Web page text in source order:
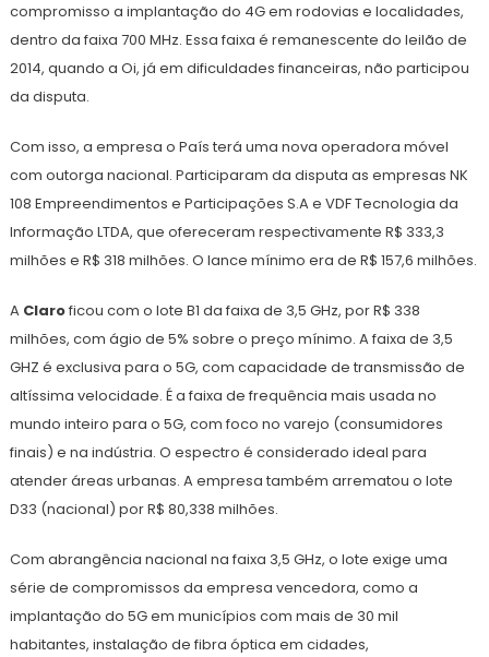
compromisso a implantação do 4G em rodovias e localidades,
dentro da faixa 700 MHz. Essa faixa é remanescente do leilão de
2014, quando a Oi, já em dificuldades financeiras, não participou
da disputa.
Com isso, a empresa o País terá uma nova operadora móvel
com outorga nacional. Participaram da disputa as empresas NK
108 Empreendimentos e Participações S.A e VDF Tecnologia da
Informação LTDA, que ofereceram respectivamente R$ 333,3
milhões e R$ 318 milhões. O lance mínimo era de R$ 157,6 milhões.
A Claroficou com o lote B1 da faixa de 3,5 GHz, por R$ 338
milhões, com ágio de 5% sobre o preço mínimo. A faixa de 3,5
GHZ é exclusiva para o 5G, com capacidade de transmissão de
altíssima velocidade. É a faixa de frequência mais usada no
mundo inteiro para o 5G, com foco no varejo (consumidores
finais) e na indústria. O espectro é considerado ideal para
atender áreas urbanas. A empresa também arrematou o lote
D33 (nacional) por R$ 80,338 milhões.
Com abrangência nacional na faixa 3,5 GHz, o lote exige uma
série de compromissos da empresa vencedora, como a
implantação do 5G em municípios com mais de 30 mil
habitantes, instalação de fibra óptica em cidades,